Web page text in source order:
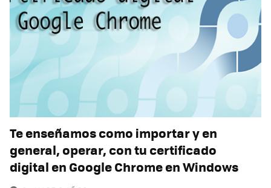
Te enseñamos como importar y en
general, operar, con tu certificado
digital en Google Chrome en Windows